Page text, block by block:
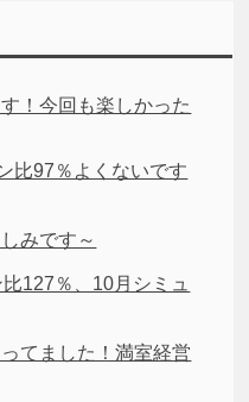
！今回も楽しかった
比97％よくないです
みです～
127％、10月シミュ
てました！満室経営